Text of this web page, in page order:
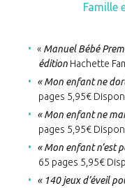
Famille
« Manuel Bébé
édition Hachette
« Mon enfant ne
pages 5,95€
« Mon enfant ne
pages 5,95€
« Mon enfant n’est
65 pages 5,95€
« 140 jeux d’éveil